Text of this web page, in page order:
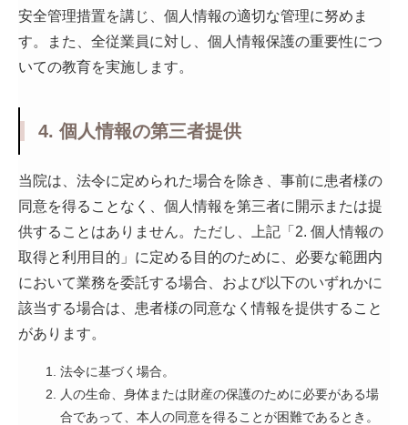
安全管理措置を講じ、個人情報の適切な管理に努めま
す。また、全従業員に対し、個人情報保護の重要性につ
いての教育を実施します。
4. 個人情報の第三者提供
当院は、法令に定められた場合を除き、事前に患者様の
同意を得ることなく、個人情報を第三者に開示または提
供することはありません。ただし、上記「2. 個人情報の
取得と利用目的」に定める目的のために、必要な範囲内
において業務を委託する場合、および以下のいずれかに
該当する場合は、患者様の同意なく情報を提供すること
があります。
法令に基づく場合。
人の生命、身体または財産の保護のために必要がある場
合であって、本人の同意を得ることが困難であるとき。